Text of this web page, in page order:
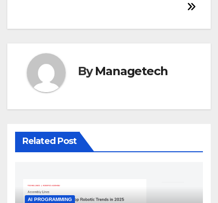
シ
ン
ByManagetech
Related Post
AI PROGRAMMING